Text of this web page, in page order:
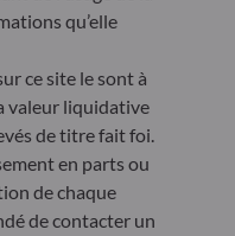
Biélorussie, à
membre de l’Union
titulaires d’un titre
un État membre.
qu’elle
ce site le sont à
valeur liquidative
de titre fait foi.
en parts ou
de chaque
de contacter un